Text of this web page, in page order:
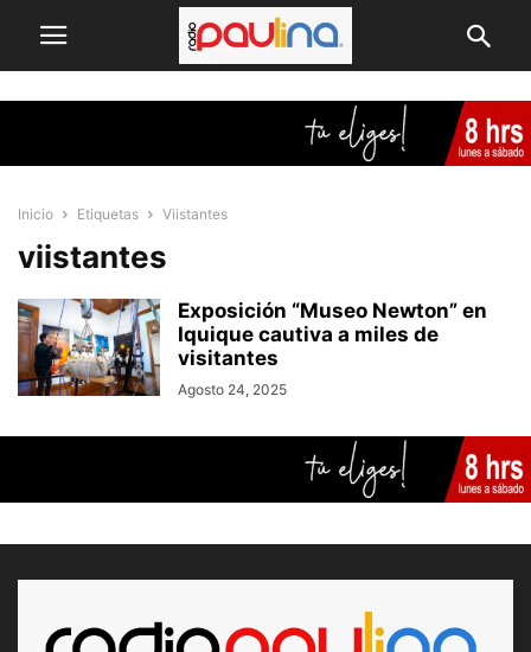
Inicio Etiquetas Viistantes
viistantes
Exposición “Museo Newton” en
Iquique cautiva a miles de
visitantes
Agosto 24, 2025